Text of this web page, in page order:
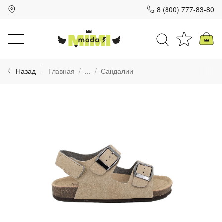
8 (800) 777-83-80
Назад Главная ... Сандалии
Для клиентов всех банков
Разбейте
График платежей